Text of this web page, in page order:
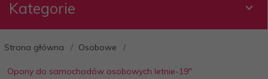
Kategorie
Strona główna Osobowe
Opony do samochodów osobowych letnie-19"